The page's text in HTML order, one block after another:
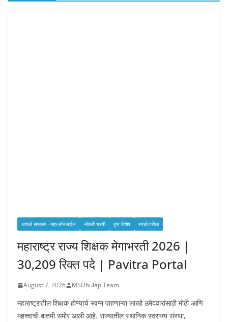
आपले सरकार - महा-ऑनलाईन नोकरी भरती वृत्त विशेष स्पर्धा परीक्षा
महाराष्ट्र राज्य शिक्षक मेगाभरती 2026 |
30,209 रिक्त पदे | Pavitra Portal
August 7, 2026 MSDhulap Team
महाराष्ट्रातील शिक्षक होण्याचे स्वप्न पाहणाऱ्या लाखो उमेदवारांसाठी मोठी आणि
महत्त्वाची बातमी समोर आली आहे. राज्यातील स्थानिक स्वराज्य संस्था,